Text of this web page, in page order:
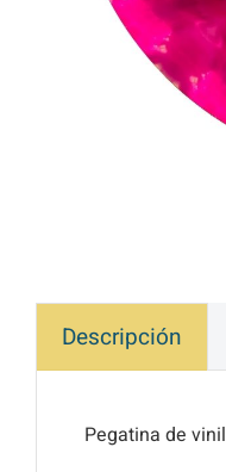
Descripción
Pegatina de